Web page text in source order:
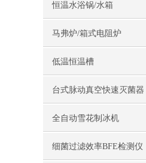
恒温水浴锅/水箱
马弗炉/箱式电阻炉
低温恒温槽
台式脉动真空快速灭菌器
全自动雪花制冰机
细菌过滤效率BFE检测仪